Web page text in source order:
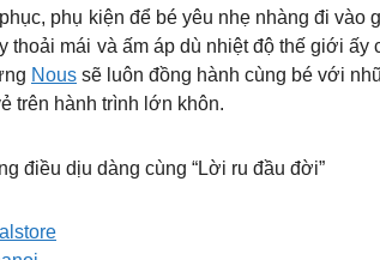
phụ kiện để bé yêu nhẹ nhàng đi vào
mái và ấm áp dù nhiệt độ thế giới ấy
Nous sẽ luôn đồng hành cùng bé với
trên hành trình lớn khôn.
điều dịu dàng cùng “Lời ru đầu đời”